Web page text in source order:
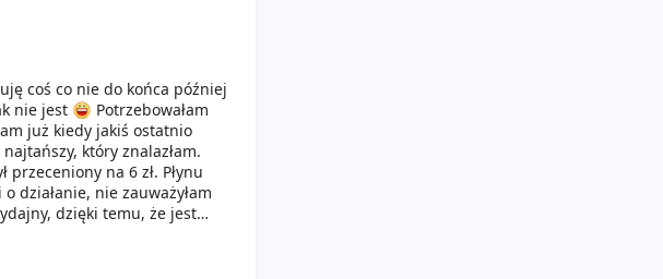
coś co nie do końca później
nie jest
Potrzebowałam
już kiedy jakiś ostatnio
który znalazłam.
na 6 zł. Płynu
działanie, nie zauważyłam
dzięki temu, że jest